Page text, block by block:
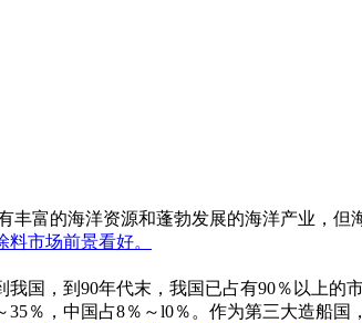
富的海洋资源和蓬勃发展的海洋产业，
料市场前景看好。
国，到90年代末，我国已占有90％以上的
％，中国占8％～l0％。作为第三大造船